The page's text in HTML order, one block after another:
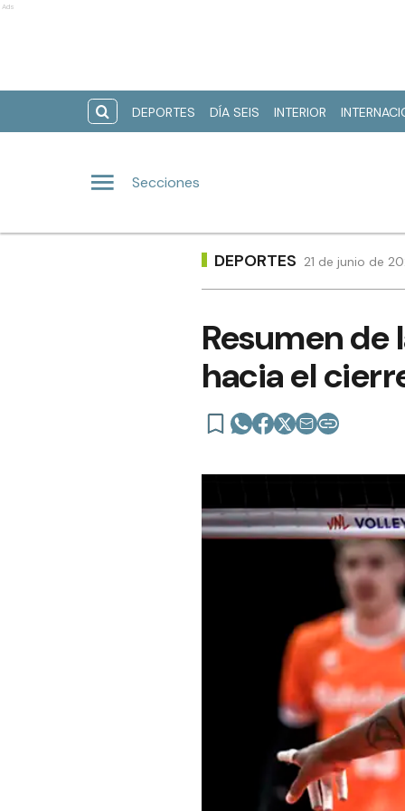
Ads
DEPORTES DÍA SEIS INTERIOR
Secciones
DEPORTES 21 de junio de
Resumen
hacia el